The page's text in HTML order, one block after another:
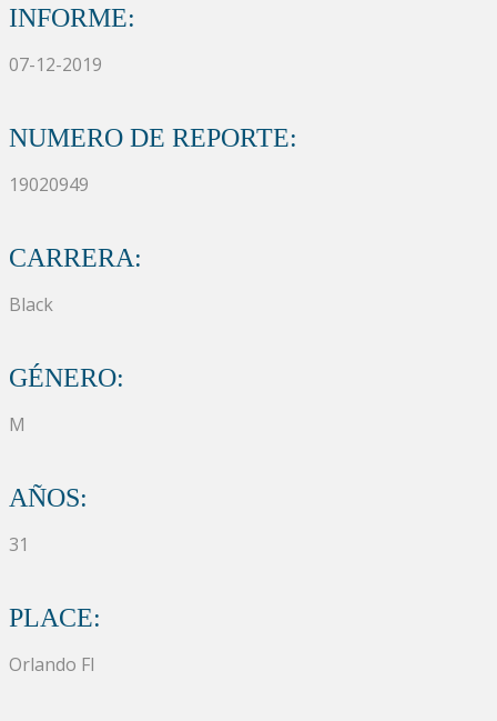
INFORME:
07-12-2019
NUMERO DE REPORTE:
19020949
CARRERA:
Black
GÉNERO:
M
AÑOS:
31
PLACE:
Orlando Fl